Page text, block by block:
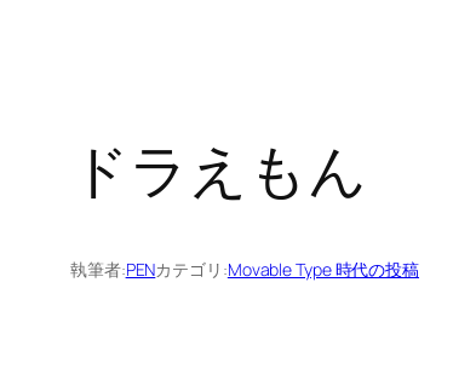
ドラえもん
執筆者:PENカテゴリ:Movable Type 時代の投稿